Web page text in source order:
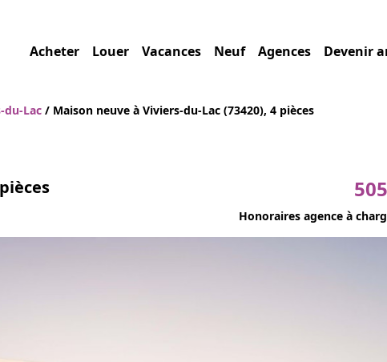
Acheter Louer Vacances Neuf Agences Devenir
du-Lac / Maison neuve à Viviers-du-Lac (73420), 4 pièces
Honoraires agence à